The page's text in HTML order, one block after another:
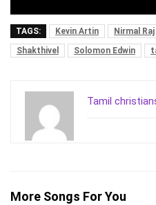
TAGS: Kevin Artin Nirmal Raj
Shakthivel
Solomon Edwin
Tamil
More Songs For You